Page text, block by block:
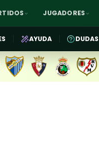
JUGADORES
AYUDA DUDAS